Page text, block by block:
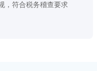
，符合税务稽查要求